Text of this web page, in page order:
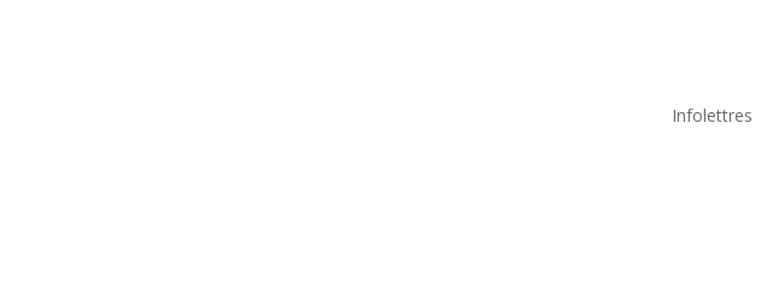
Infolettres